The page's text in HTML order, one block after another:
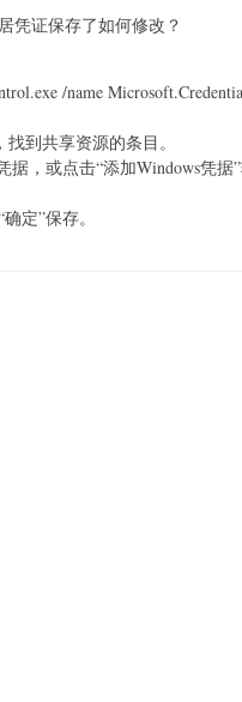
凭证保存了如何修改？
/name
找到共享资源的条目。
据，或点击“添加Windows凭
定”保存。